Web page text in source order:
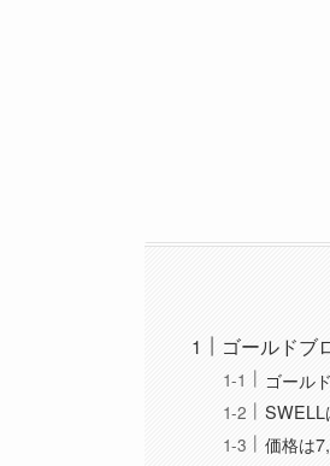
ゴールドブ
ゴール
SWELL
価格は